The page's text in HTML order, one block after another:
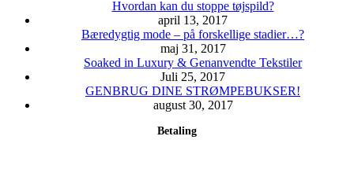
Hvordan kan du stoppe tøjspild?
april 13, 2017
Bæredygtig mode – på forskellige stadier…?
maj 31, 2017
Soaked in Luxury & Genanvendte Tekstiler
Juli 25, 2017
GENBRUG DINE STRØMPEBUKSER!
august 30, 2017
Betaling